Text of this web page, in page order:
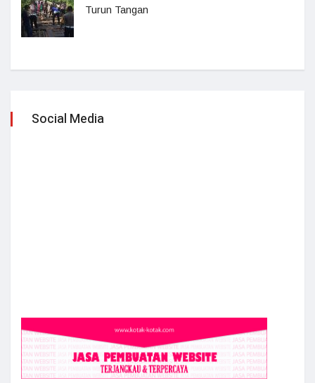
Turun Tangan
Social Media